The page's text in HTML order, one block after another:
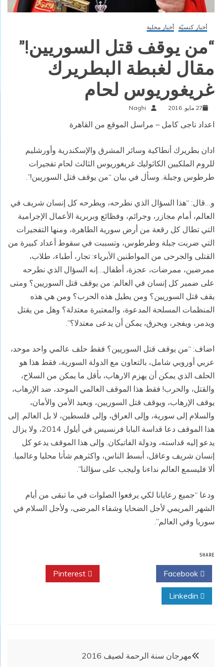
أخبار كنسيّة أخبار محلية
“من يوقف قتل السوريين!”
مقال لغبطة البطريرك
غريغوريوس لحام
27 مايو, 2016 Naghi
اعداد ناجى كامل – مراسل الموقع من القاهرة
ادان بطريرك أنطاكية وسائر المشرق والإسكندرية وأورشليم
للروم الملكيين الكاثوليك غريغوريوس الثالث لحام تفجيرات
طرطوس وجبلة. وسأل في بيان “من يوقف قتل السوريين!”.
و…قال: “هذا السؤال الذي نطرحه، ويطرحه كل إنسان شريف في
العالم، أمام مجازر، وجرائم، وفظائع وبربرية الأعمال الإجرامية
التي تطال كل رقعة من أرض سورية الطاهرة، ومنها التفجيرات
التي ضربت جبلة وطرطوس، وتسببت في سقوط أعداد كبيرة من
القتلى والجرحى من المواطنين الأبرياء: تجار، أطباء، طلاب،
ممرضين، ممرضات، عجزة، أطفال…إنه السؤال الذي نطرحه
على ضمير كل إنسان في العالم: من يوقف قتل السوريين؟ ومتى
يقف قتل السوريين؟ ومن يطيل هذه الحرب؟ ومن هي هذه
المنظمات المسلحة المدعوة، والمعتبرة معتدلة؟ وهل من يقتل
ويدمر، ويفجر، ويحرق، يمكن أن يدعى معتدلا؟”.
اضاف: “من يوقف قتل السوريين؟ فقط حلف عالمي واحد موحد،
عربي أوروبي شامل، بالتعاون مع الدولة السورية، فقط هذا هو
الحلف الذي يمكن أن يهزم الارهاب، بأقل ما يمكن من السلاح،
والقتل، والحرب! فقط هذا الموقف العالمي الموحد، ضد الإرهاب،
يوقف الإرهاب، ويوقف قتل السوريين، ويعيد الأمن والأمان،
والسلام إلى سورية، وإلى العراق، وإلى فلسطين، لا بل العالم. إلى
هذا الموقف دعا قداسة البابا فرنسيس في أيلول 2014، ولا يزال
يدعو إليه قداسته، ودولة الفاتيكان. وإلى هذا الموقف يدعو كل
إنسان شريف وعاقل، أبسط الناس، واكثرهم شأنا محليا وعالميا.
ألا فليسمع العالم نداءنا وليجب على سؤالنا”.
ودعا “جميع رعايانا لكي يرفعوا الصلوات في ما تبقى من أيام
الشهر المريمي لأجل الضحايا وشفاء المرضى، ولأجل السلام في
سوريا وفي العالم”.
SHARE
تصفّح
مهرجان سنة الرحمة لصيف 2016